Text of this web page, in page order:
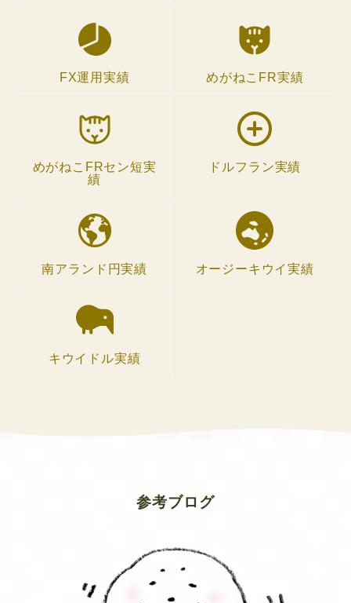
FX運用実績 めがねこFR実績
めがねこFRセン短実
績
ドルフラン実績
南アランド円実績 オージーキウイ実績
キウイドル実績
参考ブログ